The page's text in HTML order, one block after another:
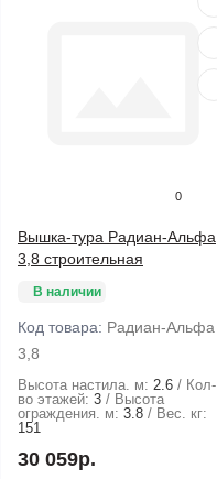
0
Вышка-тура Радиан-Альфа
3,8 строительная
В наличии
Код товара: Радиан-Альфа
3,8
Высота настила. м: 2.6
Кол-
во этажей: 3
Высота
ограждения. м: 3.8
Вес. кг:
151
30 059р.